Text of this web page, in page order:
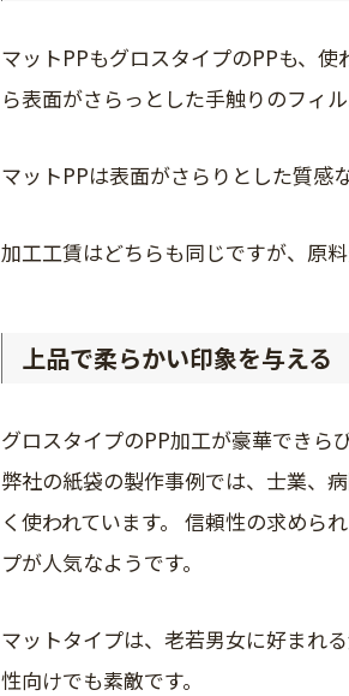
マットPPもグロスタイプのPPも、
ら表面がさらっとした手触りのフィ
マットPPは表面がさらりとした質感
加工工賃はどちらも同じですが、原
上品で柔らかい印象を与える
グロスタイプのPP加工が豪華できら
弊社の紙袋の製作事例では、士業、
く使われています。 信頼性の求めら
プが人気なようです。
マットタイプは、老若男女に好まれ
性向けでも素敵です。